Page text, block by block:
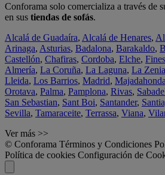
Conforama solo comercializa a través de
en sus tiendas de sofás.
Alcalá de Guadaíra, Alcalá de Henares,
Arinaga, Asturias, Badalona, Barakaldo,
Castellón, Chafiras, Cordoba, Elche,
Almería, La Coruña, La Laguna, La Zenia
Lleida, Los Barrios, Madrid, Majadahonda
Orotava, Palma, Pamplona, Rivas,
San Sebastian, Sant Boi, Santander,
Sevilla, Tamaraceite, Terrassa, Viana,
Ver más >>
© Conforama Términos y Condiciones
Política de cookies Configuración de